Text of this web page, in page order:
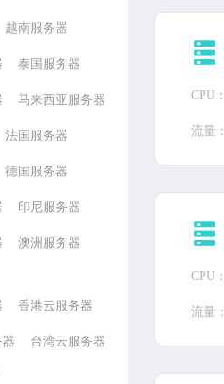
越南服务器
泰国服务器
马来西亚服务器
法国服务器
德国服务器
印尼服务器
澳洲服务器
香港云服务器
台湾云服务器
CPU
流量
CPU
流量